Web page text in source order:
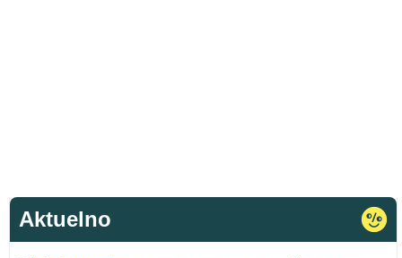
Aktuelno